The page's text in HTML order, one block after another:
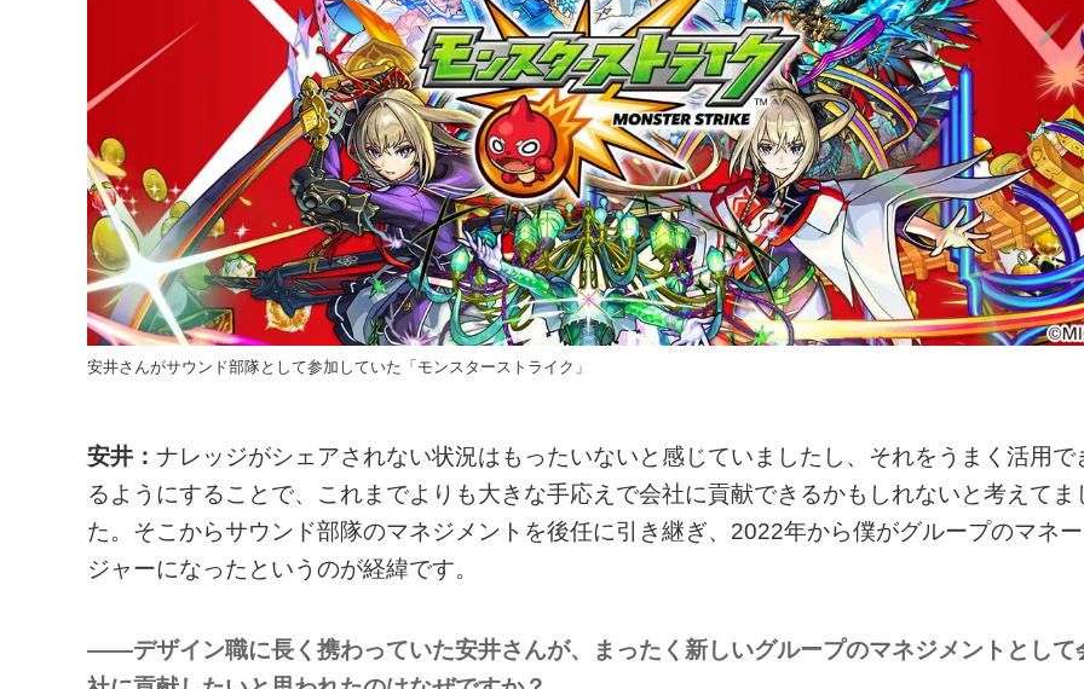
安井さんがサウンド部隊として参加していた「モンスターストライク」
安井： ナレッジがシェアされない状況はもったいないと感じていましたし、それをうまく活用で
るようにすることで、これまでよりも大きな手応えで会社に貢献できるかもしれないと考えてま
た。そこからサウンド部隊のマネジメントを後任に引き継ぎ、2022年から僕がグループのマネー
ジャーになったというのが経緯です。
――デザイン職に長く携わっていた安井さんが、まったく新しいグループのマネジメントとして